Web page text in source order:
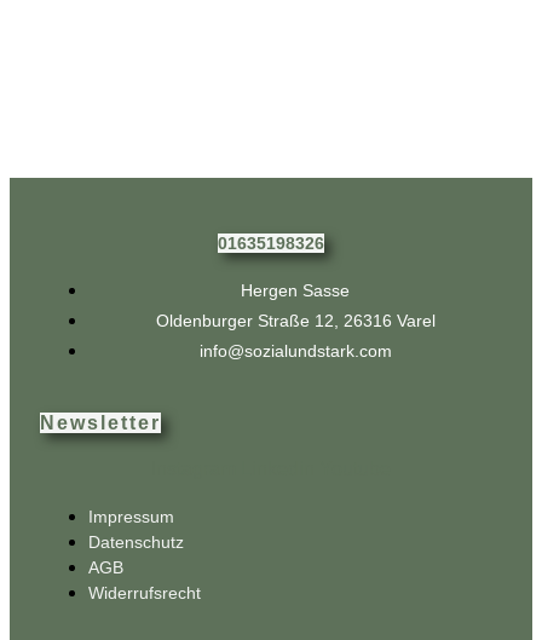
01635198326
Hergen Sasse
Oldenburger Straße 12, 26316 Varel
info@sozialundstark.com​
Newsletter
Impressum
Datenschutz
AGB
Widerrufsrecht